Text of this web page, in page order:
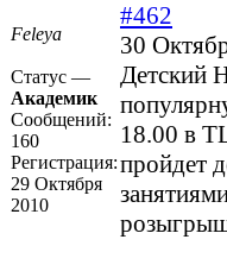
Feleya
Статус —
Академик
Сообщений:
160
Регистрация:
29 Октября
2010
#462
30
Детский
18.00 в
пройдет